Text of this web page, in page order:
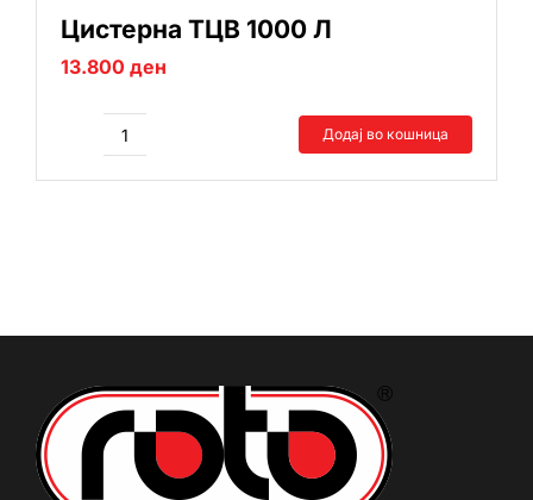
Цистерна ТЦВ 1000 Л
13.800 ден
Цистерна
Додај во кошница